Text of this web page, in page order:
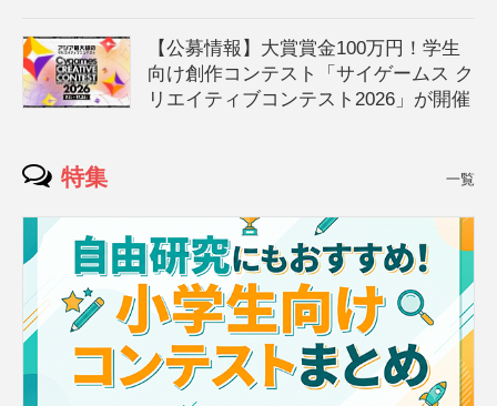
【公募情報】大賞賞金100万円！学生
向け創作コンテスト「サイゲームス ク
リエイティブコンテスト2026」が開催
特集 一覧